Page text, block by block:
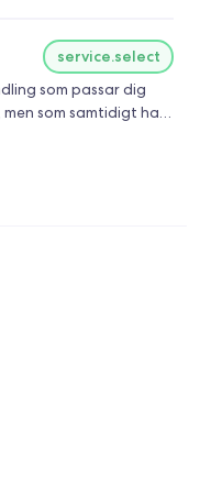
-
service.select
som passar dig
som samtidigt har
vid plötsliga